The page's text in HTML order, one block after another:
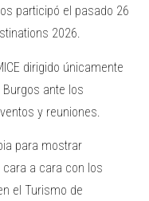
participó el pasado 26
2026.
dirigido únicamente
ante los
y reuniones.
para mostrar
a cara con los
el Turismo de